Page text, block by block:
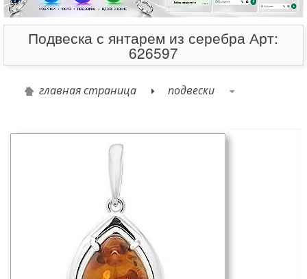
Подвеска с янтарем из серебра Арт:
626597
главная страница подвески